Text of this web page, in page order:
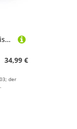
25L Medium Sporttasche Reisetasche für Damen und Herren,wasserdichte Handgepäcktasche,Trainingstasche für Reisen Schwimmenmit Schuhfach und Nassfach,Griff aus PU Leder (Lila,19 Mittelgroße Größe)
34,99 €
der